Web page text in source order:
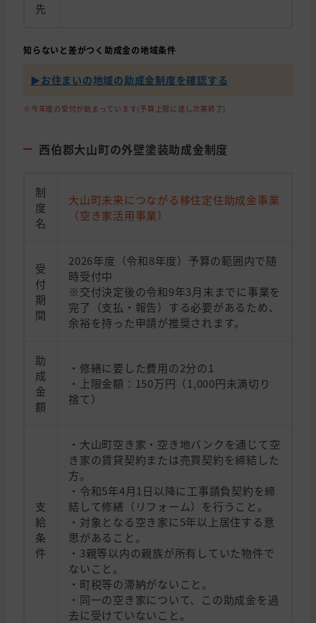
先
知らないと差がつく助成金の地域条件
▶︎お住まいの地域の助成金制度を確認する
※今年度の受付が始まっています(予算上限に達し次第終了)
西伯郡大山町の外壁塗装助成金制度
制
度
名
大山町未来につながる移住定住助成金事業
（空き家活用事業）
受
付
期
間
2026年度（令和8年度）予算の範囲内で随
時受付中
※交付決定後の令和9年3月末までに事業を
完了（支払・報告）する必要があるため、
余裕を持った申請が推奨されます。
助
成
金
額
・修繕に要した費用の2分の1
・上限金額：150万円（1,000円未満切り
捨て）
支
給
条
件
・大山町空き家・空き地バンクを通じて空
き家の賃貸契約または売買契約を締結した
方。
・令和5年4月1日以降に工事請負契約を締
結して修繕（リフォーム）を行うこと。
・対象となる空き家に5年以上居住する意
思があること。
・3親等以内の親族が所有していた物件で
ないこと。
・町税等の滞納がないこと。
・同一の空き家について、この助成金を過
去に受けていないこと。